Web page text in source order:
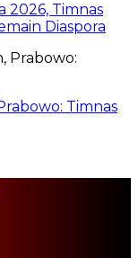
2026, Timnas
Diaspora
Timnas